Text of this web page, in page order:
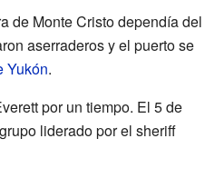
de Monte Cristo dependía del
aserraderos y el puerto se
Yukón.
por un tiempo. El 5 de
liderado por el sheriff